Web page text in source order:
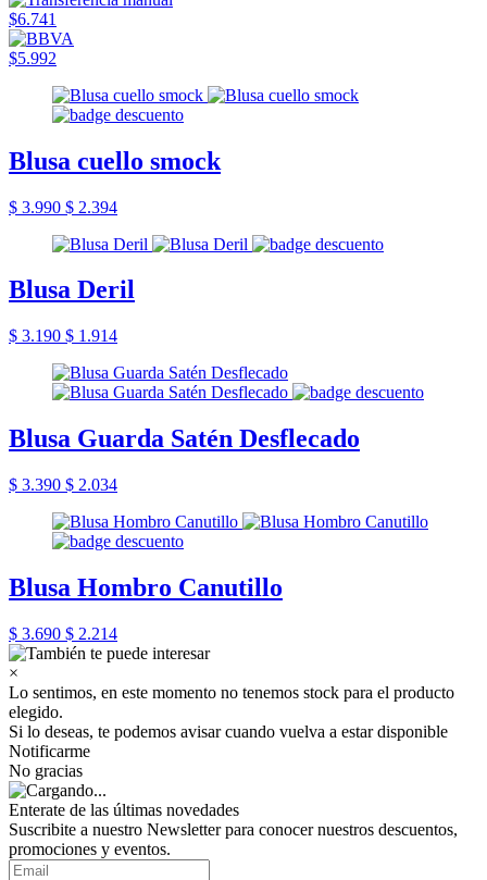
$6.741
$5.992
Blusa cuello smock
$ 3.990 $ 2.394
Blusa Deril
$ 3.190 $ 1.914
Blusa Guarda Satén Desflecado
$ 3.390 $ 2.034
Blusa Hombro Canutillo
$ 3.690 $ 2.214
×
Lo sentimos, en este momento no tenemos stock para el producto
elegido.
Si lo deseas, te podemos avisar cuando vuelva a estar disponible
Notificarme
No gracias
Enterate de las últimas novedades
Suscribite a nuestro Newsletter para conocer nuestros descuentos,
promociones y eventos.